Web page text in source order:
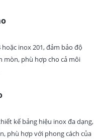
inox 201, đảm bảo độ
mòn, phù hợp cho cả môi
kế bảng hiệu inox đa dạng,
phù hợp với phong cách của